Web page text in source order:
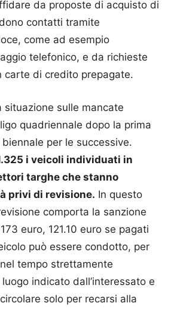
da proposte di acquisto di
contatti tramite
come ad esempio
telefonico, e da richieste
carte di credito prepagate.
situazione sulle mancate
quadriennale dopo la prima
per le successive.
i veicoli individuati in
targhe che stanno
privi di revisione. In questo
comporta la sanzione
euro, 121.10 euro se pagati
può essere condotto, per
tempo strettamente
indicato dall’interessato e
solo per recarsi alla